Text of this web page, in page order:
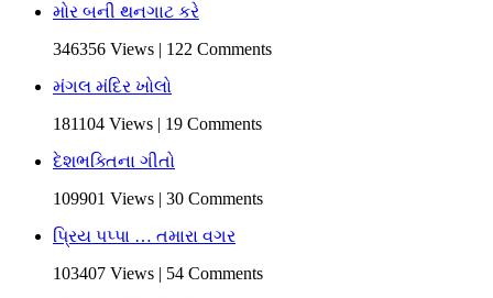
મોર બની થનગાટ કરે
346356 Views | 122 Comments
મંગલ મંદિર ખોલો
181104 Views | 19 Comments
દેશભક્તિના ગીતો
109901 Views | 30 Comments
પ્રિય પપ્પા … તમારા વગર
103407 Views | 54 Comments